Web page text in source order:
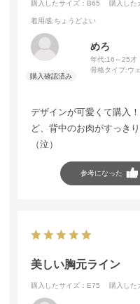
購入したサイズ：B65 購入した
着用感:ちょうどよい
めろ
年代:16～25才
骨格タイプ:ウ
デザインが可愛くて購入
ど、背中のお肉がすっき
（泣）
参考になった
美しい胸元ライン
購入したサイズ：E75 購入した